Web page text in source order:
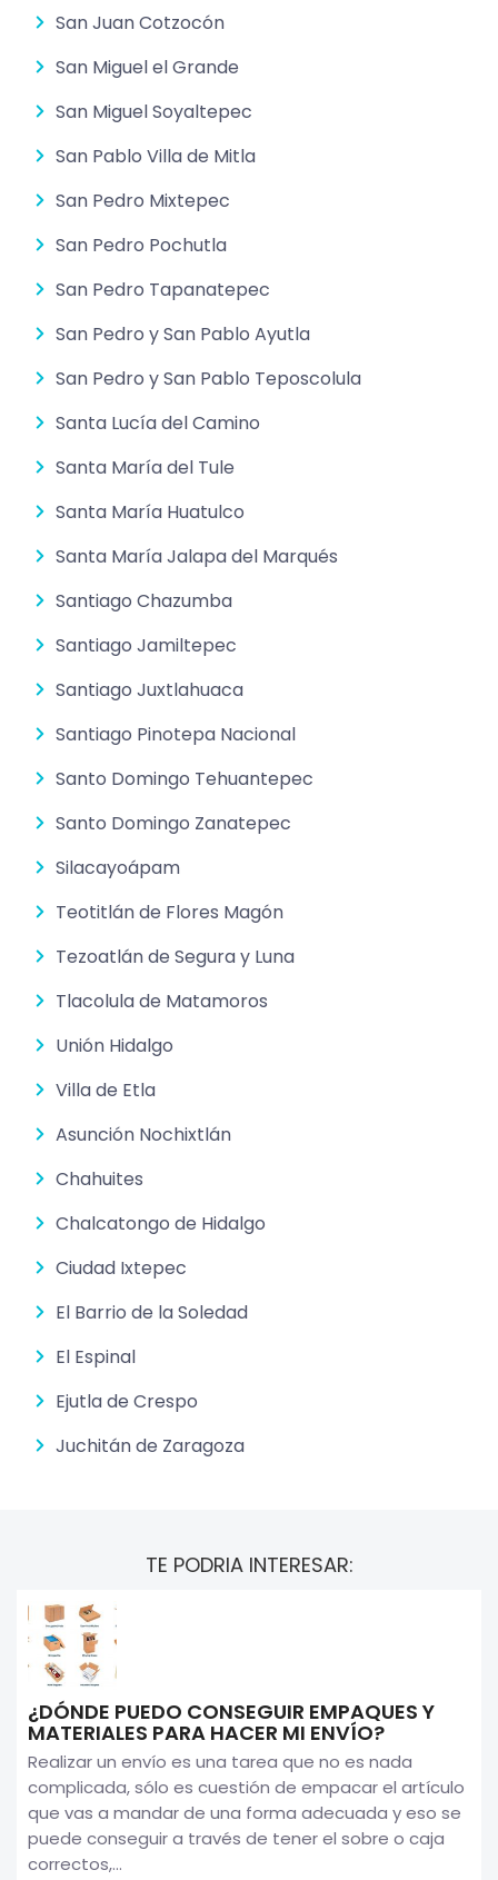
San Juan Cotzocón
San Miguel el Grande
San Miguel Soyaltepec
San Pablo Villa de Mitla
San Pedro Mixtepec
San Pedro Pochutla
San Pedro Tapanatepec
San Pedro y San Pablo Ayutla
San Pedro y San Pablo Teposcolula
Santa Lucía del Camino
Santa María del Tule
Santa María Huatulco
Santa María Jalapa del Marqués
Santiago Chazumba
Santiago Jamiltepec
Santiago Juxtlahuaca
Santiago Pinotepa Nacional
Santo Domingo Tehuantepec
Santo Domingo Zanatepec
Silacayoápam
Teotitlán de Flores Magón
Tezoatlán de Segura y Luna
Tlacolula de Matamoros
Unión Hidalgo
Villa de Etla
Asunción Nochixtlán
Chahuites
Chalcatongo de Hidalgo
Ciudad Ixtepec
El Barrio de la Soledad
El Espinal
Ejutla de Crespo
Juchitán de Zaragoza
TE PODRIA INTERESAR:
¿DÓNDE PUEDO CONSEGUIR EMPAQUES Y
MATERIALES PARA HACER MI ENVÍO?
Realizar un envío es una tarea que no es nada
complicada, sólo es cuestión de empacar el artículo
que vas a mandar de una forma adecuada y eso se
puede conseguir a través de tener el sobre o caja
correctos,...